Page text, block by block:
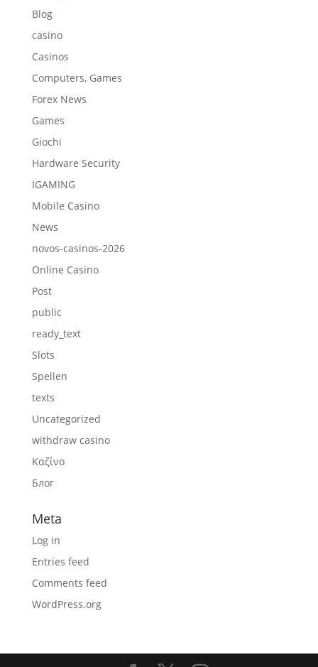
Blog
casino
Casinos
Computers, Games
Forex News
Games
Giochi
Hardware Security
IGAMING
Mobile Casino
News
novos-casinos-2026
Online Casino
Post
public
ready_text
Slots
Spellen
texts
Uncategorized
withdraw casino
Καζίνο
Блог
Meta
Log in
Entries feed
Comments feed
WordPress.org